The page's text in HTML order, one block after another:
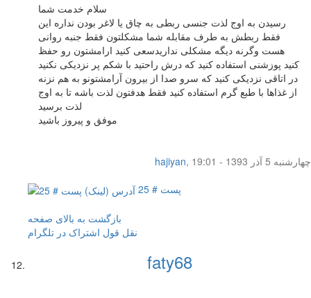
سلام خدمت شما
رسیدن به اوج لذت جنسی ربطی به چاق یا لاغر بودن نداره این
فقط ربطش به طرف مقابله شما مشکلتون فقط جنبه روانی
هست وگرنه دیگه مشکلی نداریدسعی کنید ارامشتون رو حفظ
کنید پوزشنی استفاده کنید که درش راحتید با شکم پر نزدیکی نکنید
در اتاقی نزدیکی کنید که سرو صدا از بیرون آرامشتونو به هم نزنه
از غذاها با طبع گرم استفاده کنید فقط هدفتون لذت باشه تا به اوج
لذت برسید
موفق و پیروز باشید
hajiyan,
چهار‌شنبه 5 آذر 1393 - 19:01
پست # 25
بازگشت به بالای صفحه
نقل قول اشتراک در تلگرام
faty68